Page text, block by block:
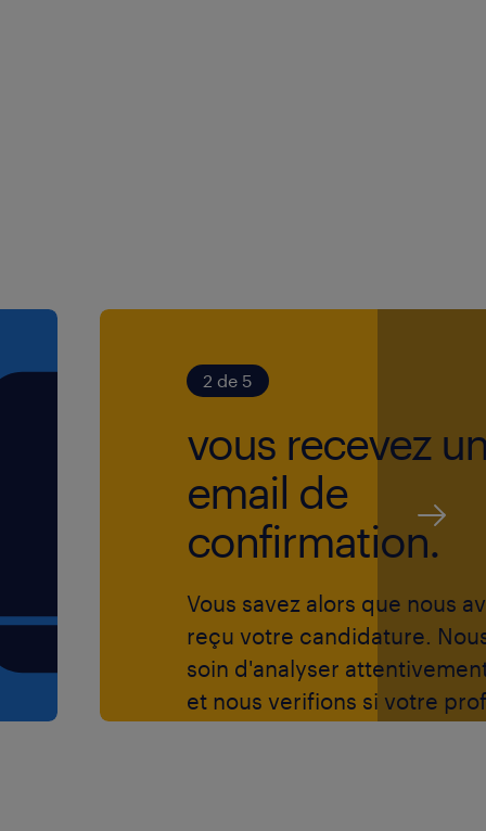
au cœur des
faveur du
groupe,
vos champs de
expérience et des
l’expérience et les
2 de 5
vous recevez
email de
confirmation.
Vous savez alors que nous
reçu votre candidature.
soin d'analyser
et nous verifions si votre